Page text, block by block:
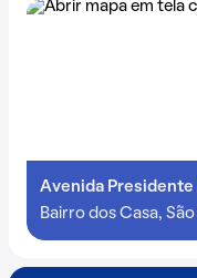
Avenida Presidente
Bairro dos Casa,